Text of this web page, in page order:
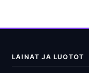
LAINAT JA LUOTOT